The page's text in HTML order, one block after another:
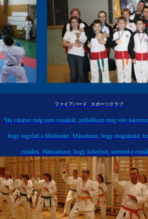
ファイアバード スポーツ クラブ
"Ha valamit még nem csináltál, próbálkozz meg vele
hogy legyőzd a félelmedet. Másodszor, hogy megtanuld,
csinálni. Harmadszor, hogy kiderítsd, szereted-e